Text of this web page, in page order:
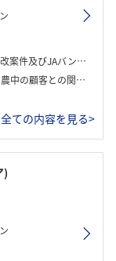
フロントシステムの改修
なっていた。特典が高いチームが優勝チームとして社員からインタビューを受けていた。
全ての内容を見る>
)